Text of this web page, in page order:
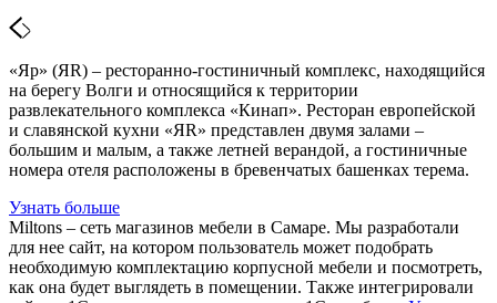
«Яр» (ЯR) – ресторанно-гостиничный комплекс, находящийся
на берегу Волги и относящийся к территории
развлекательного комплекса «Кинап». Ресторан европейской
и славянской кухни «ЯR» представлен двумя залами –
большим и малым, а также летней верандой, а гостиничные
номера отеля расположены в бревенчатых башенках терема.
Узнать больше
Miltons – сеть магазинов мебели в Самаре. Мы разработали
для нее сайт, на котором пользователь может подобрать
необходимую комплектацию корпусной мебели и посмотреть,
как она будет выглядеть в помещении. Также интегрировали